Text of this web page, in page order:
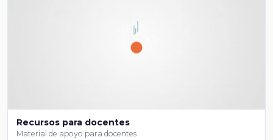
Recursos para docentes
Material de apoyo para docentes